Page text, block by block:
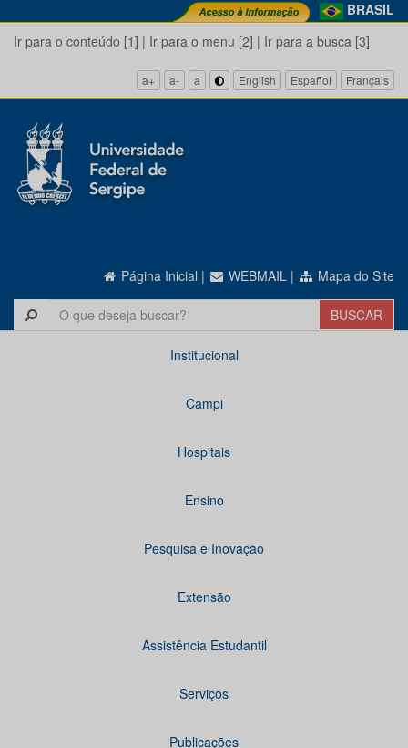
BRASIL
Ir para o conteúdo [1] | Ir para o menu [2] | Ir para a busca [3]
a+ a- a English Español Français
Página Inicial | WEBMAIL | Mapa do Site
Institucional
Campi
Hospitais
Ensino
Pesquisa e Inovação
Extensão
Assistência Estudantil
Serviços
Publicações